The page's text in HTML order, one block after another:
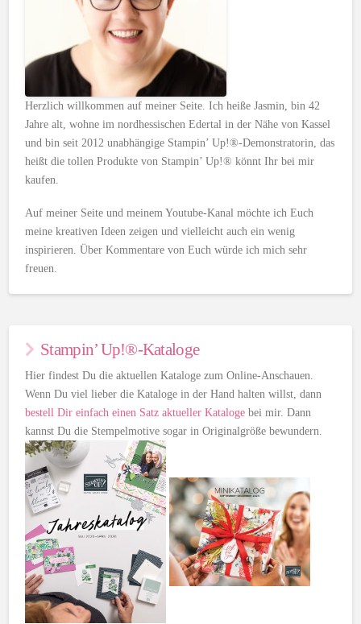
Herzlich willkommen auf meiner Seite. Ich heiße Jasmin, bin 42
Jahre alt, wohne im nordhessischen Edertal in der Nähe von Kassel
und bin seit 2012 unabhängige Stampin’ Up!®-Demonstratorin, das
heißt die tollen Produkte von Stampin’ Up!® könnt Ihr bei mir
kaufen.
Auf meiner Seite und meinem Youtube-Kanal möchte ich Euch
meine kreativen Ideen zeigen und vielleicht auch ein wenig
inspirieren. Über Kommentare von Euch würde ich mich sehr
freuen.
Stampin’ Up!®-Kataloge
Hier findest Du die aktuellen Kataloge zum Online-Anschauen.
Wenn Du viel lieber die Kataloge in der Hand halten willst, dann
bestell Dir einfach einen Satz aktueller Kataloge bei mir. Dann
kannst Du die Stempelmotive sogar in Originalgröße bewundern.